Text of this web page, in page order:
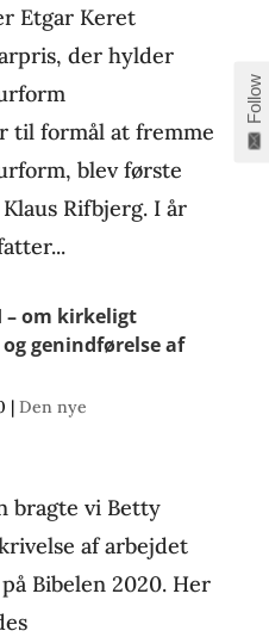
Etgar Keret
der hylder
til formål at fremme
blev første
Rifbjerg. I år
– om kirkeligt
genindførelse af
| Den nye
bragte vi Betty
af arbejdet
Bibelen 2020. Her
Follow